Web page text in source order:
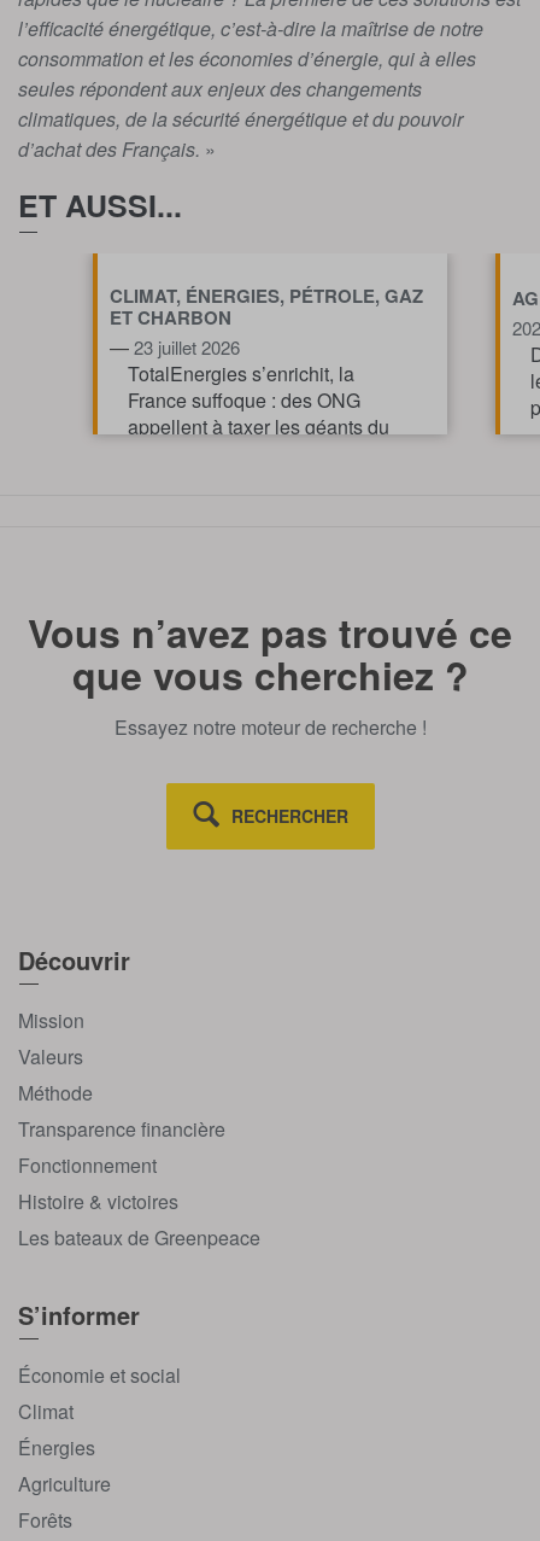
l’efficacité énergétique, c’est-à-dire la maîtrise de notre
consommation et les économies d’énergie, qui à elles
seules répondent aux enjeux des changements
climatiques, de la sécurité énergétique et du pouvoir
d’achat des Français. »
ET AUSSI...
CLIMAT, ÉNERGIES, PÉTROLE, GAZ
ET CHARBON
—23 juillet 2026
TotalEnergies s’enrichit, la
France suffoque : des ONG
appellent à taxer les géants du
Vous n’avez pas trouvé ce
que vous cherchiez ?
Essayez notre moteur de recherche !
RECHERCHER
Découvrir
Mission
Valeurs
Méthode
Transparence financière
Fonctionnement
Histoire & victoires
Les bateaux de Greenpeace
S’informer
Économie et social
Climat
Énergies
Agriculture
Forêts